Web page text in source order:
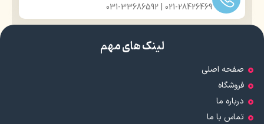
021-28426469 | 031-33686592
لینک های مهم
صفحه اصلی
فروشگاه
درباره ما
تماس با ما